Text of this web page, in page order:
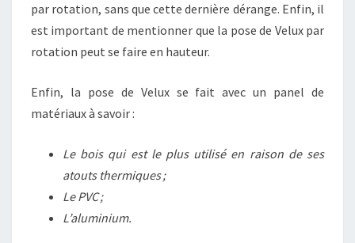
par rotation, sans que cette dernière dérange. Enfin, il
est important de mentionner que la pose de Velux par
rotation peut se faire en hauteur.
Enfin, la pose de Velux se fait avec un panel de
matériaux à savoir :
Le bois qui est le plus utilisé en raison de ses
atouts thermiques ;
Le PVC ;
L’aluminium.